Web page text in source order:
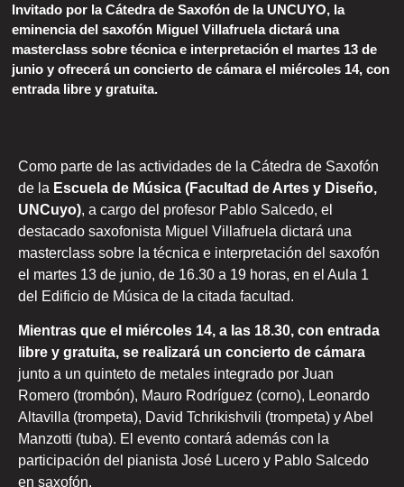
Invitado por la Cátedra de Saxofón de la UNCUYO, la
eminencia del saxofón Miguel Villafruela dictará una
masterclass sobre técnica e interpretación el martes 13 de
junio y ofrecerá un concierto de cámara el miércoles 14, con
entrada libre y gratuita.
Como parte de las actividades de la Cátedra de Saxofón
de la Escuela de Música (Facultad de Artes y Diseño,
UNCuyo), a cargo del profesor Pablo Salcedo, el
destacado saxofonista Miguel Villafruela dictará una
masterclass sobre la técnica e interpretación del saxofón
el martes 13 de junio, de 16.30 a 19 horas, en el Aula 1
del Edificio de Música de la citada facultad.
Mientras que el miércoles 14, a las 18.30, con entrada
libre y gratuita, se realizará un concierto de cámara
junto a un quinteto de metales integrado por Juan
Romero (trombón), Mauro Rodríguez (corno), Leonardo
Altavilla (trompeta), David Tchrikishvili (trompeta) y Abel
Manzotti (tuba). El evento contará además con la
participación del pianista José Lucero y Pablo Salcedo
en saxofón.